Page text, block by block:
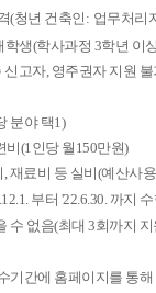
(청년 건축인 : 업무처리
학생(학사과정 3학년 이
고자, 영주권자 지원 불
분야 택1)
비(1인당 월150만원)
재료비 등 실비(예산사
부터 '22.6.30. 까지
수 없음(최대 3회까지
기간에 홈페이지를 통해